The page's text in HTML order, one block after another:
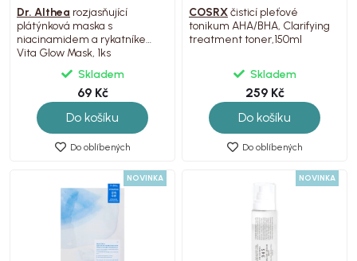
Dr. Althea rozjasňující
plátýnková maska s
niacinamidem a rykatníkem,
Vita Glow Mask, 1ks
Skladem
69 Kč
Do košíku
Do oblíbených
COSRXčisticí pleťové
tonikum AHA/BHA, Clarifying
treatment toner,150ml
Skladem
259 Kč
Do košíku
Do oblíbených
NOVINKA NOVINKA